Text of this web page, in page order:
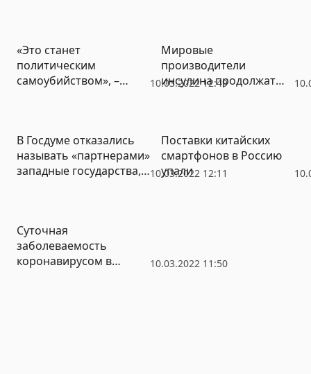
10.03.2022 12:49
«Это станет
политическим
самоубийством», –
Мировые
производители
инсулина продолжат
10.03.2022 12:11
В Госдуме отказались
называть «партнерами»
западные государства,
Поставки китайских
смартфонов в Россию
упали
10.03.2022 11:50
Суточная
заболеваемость
коронавирусом в